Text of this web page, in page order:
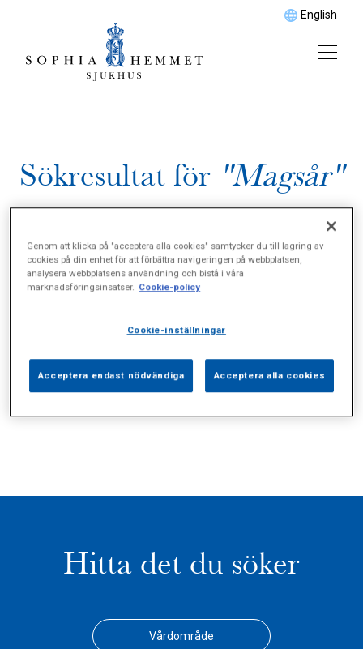
English
Sökresultat för "Magsår"
Vårdgivare (1)
Hitta det du söker
Vårdområde
Genom att klicka på "acceptera alla cookies" samtycker du till lagring av
cookies på din enhet för att förbättra navigeringen på webbplatsen,
analysera webbplatsens användning och bistå i våra
marknadsföringsinsatser. Cookie-policy
Cookie-inställningar
Acceptera endast nödvändiga Acceptera alla cookies